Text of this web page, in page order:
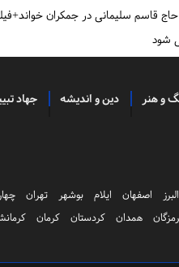
قاسم سلیمانی در جمکران
شود
و هنر دین و اندیشه جهاد
البرز اصفهان ایلام بوشهر تهران
همدان کردستان کرمان